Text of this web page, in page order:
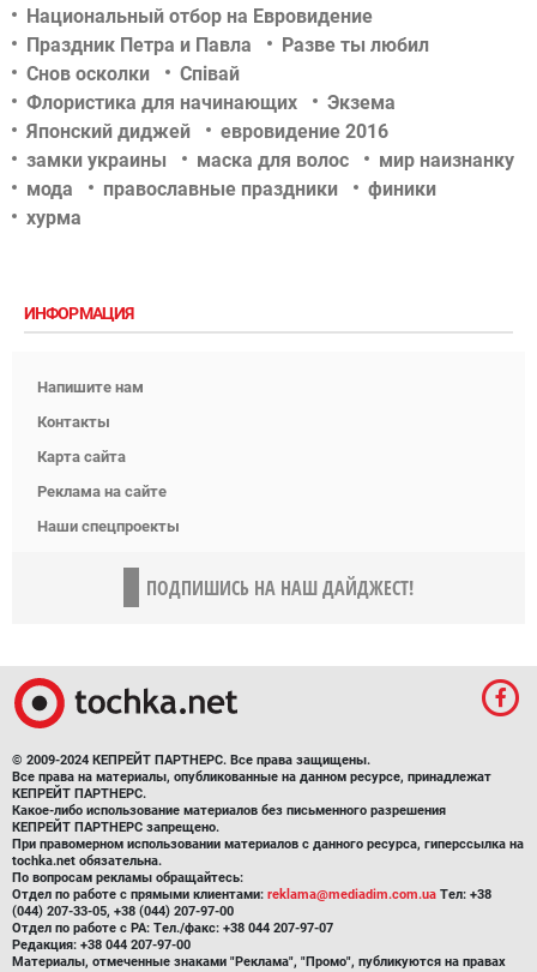
Национальный отбор на Евровидение
Праздник Петра и Павла
Разве ты любил
Снов осколки
Співай
Флористика для начинающих
Экзема
Японский диджей
евровидение 2016
замки украины
маска для волос
мир наизнанку
мода
православные праздники
финики
хурма
ИНФОРМАЦИЯ
Напишите нам
Контакты
Карта сайта
Реклама на сайте
Наши спецпроекты
ПОДПИШИСЬ НА НАШ ДАЙДЖЕСТ!
© 2009-2024 КЕПРЕЙТ ПАРТНЕРС. Все права защищены.
Все права на материалы, опубликованные на данном ресурсе, принадлежат
КЕПРЕЙТ ПАРТНЕРС.
Какое-либо использование материалов без письменного разрешения
КЕПРЕЙТ ПАРТНЕРС запрещено.
При правомерном использовании материалов с данного ресурса, гиперссылка на
tochka.net обязательна.
По вопросам рекламы обращайтесь:
Отдел по работе с прямыми клиентами: reklama@mediadim.com.ua Тел: +38
(044) 207-33-05, +38 (044) 207-97-00
Отдел по работе с РА: Тел./факс: +38 044 207-97-07
Редакция: +38 044 207-97-00
Материалы, отмеченные знаками "Реклама", "Промо", публикуются на правах